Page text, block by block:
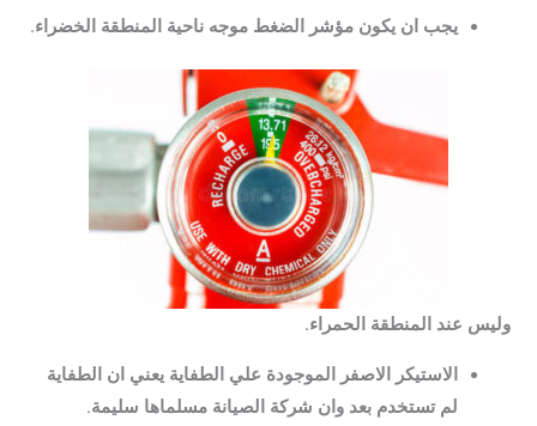
يجب ان يكون مؤشر الضغط موجه ناحية المنطقة الخضراء.
وليس عند المنطقة الحمراء.
الاستيكر الاصفر الموجودة علي الطفاية يعني ان الطفاية
لم تستخدم بعد وان شركة الصيانة مسلماها سليمة.